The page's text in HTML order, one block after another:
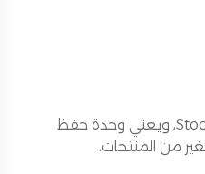
هو اختصار لـ Stock Keeping Unit، ويعني وحدة حفظ
من المنتجات.